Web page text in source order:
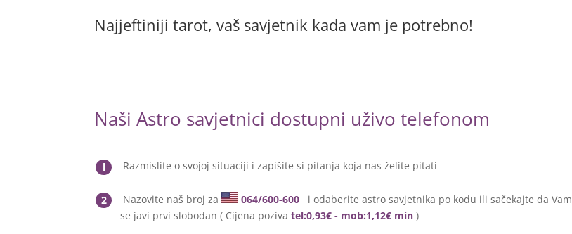
Najjeftiniji tarot, vaš savjetnik kada vam je potrebno!
Naši Astro savjetnici dostupni uživo telefonom
l Razmislite o svojoj situaciji i zapišite si pitanja koja nas želite pitati
2 Nazovite naš broj za 064/600-600
i odaberite astro savjetnika po kodu ili sačekajte da Vam
se javi prvi slobodan ( Cijena pozivatel:0,93€ - mob:1,12€ min)